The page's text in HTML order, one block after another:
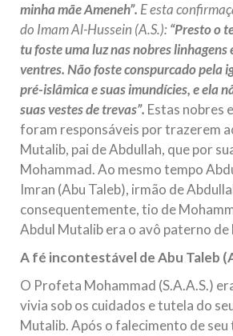
minha mãe Ameneh”. E esta
do Imam Al-Hussein (A.S.):“Presto o
tu foste uma luz nas nobres linhagens
ventres. Não foste conspurcado pela
pré-islâmica e suas imundícies, e ela
suasvestes de trevas”. Estas nobres
foram responsáveis por trazerem
Mutalib, pai de Abdullah, que por
Mohammad. Ao mesmo tempo
Imran (Abu Taleb), irmão de
consequentemente, tio de
Abdul Mutalib era o avô paterno de
A fé incontestável de Abu Taleb
O Profeta Mohammad (S.A.A.S.)
vivia sob os cuidados e tutela do
Mutalib. Após o falecimento de